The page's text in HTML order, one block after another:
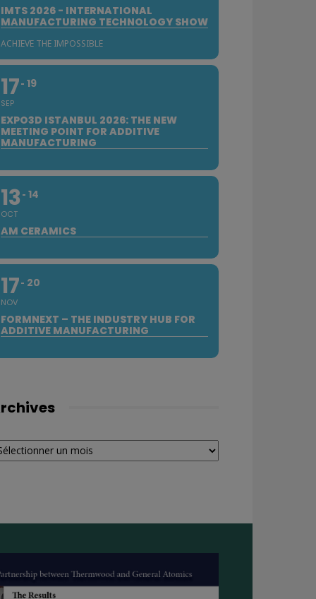
IMTS 2026 - INTERNATIONAL
MANUFACTURING TECHNOLOGY SHOW
ACHIEVE THE IMPOSSIBLE
17
SEP
19
EXPO3D ISTANBUL 2026: THE NEW
MEETING POINT FOR ADDITIVE
MANUFACTURING
13
OCT
14
AM CERAMICS
17
NOV
20
FORMNEXT – THE INDUSTRY HUB FOR
ADDITIVE MANUFACTURING